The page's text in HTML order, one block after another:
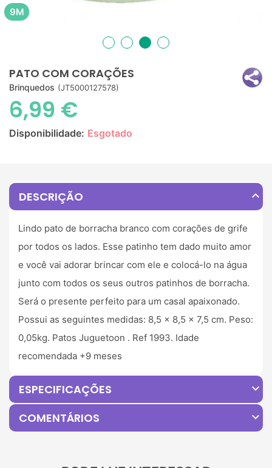
9M
PATO COM CORAÇÕES
Brinquedos (JT5000127578)
6,99 €
Disponibilidade: Esgotado
DESCRIÇÃO expand_less
Lindo pato de borracha branco com corações de grife
por todos os lados. Esse patinho tem dado muito amor
e você vai adorar brincar com ele e colocá-lo na água
junto com todos os seus outros patinhos de borracha.
Será o presente perfeito para um casal apaixonado.
Possui as seguintes medidas: 8,5 x 8,5 x 7,5 cm. Peso:
0,05kg. Patos Juguetoon . Ref 1993. Idade
recomendada +9 meses
ESPECIFICAÇÕES expand_more
COMENTÁRIOS expand_more